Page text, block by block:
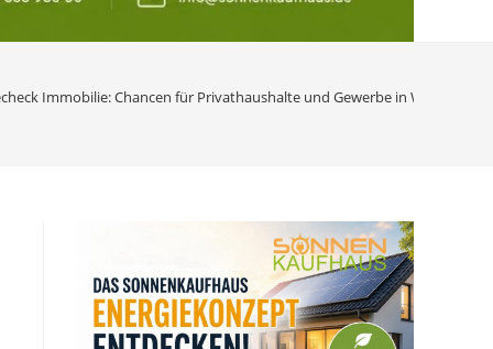
Immobilie: Chancen für Privathaushalte und Gewerbe in Wyhl am